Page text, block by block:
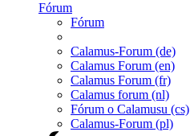
Fórum
Fórum
Calamus-Forum (de)
Calamus Forum (en)
Calamus Forum (fr)
Calamus forum (nl)
Fórum o Calamusu (cs)
Calamus-Forum (pl)